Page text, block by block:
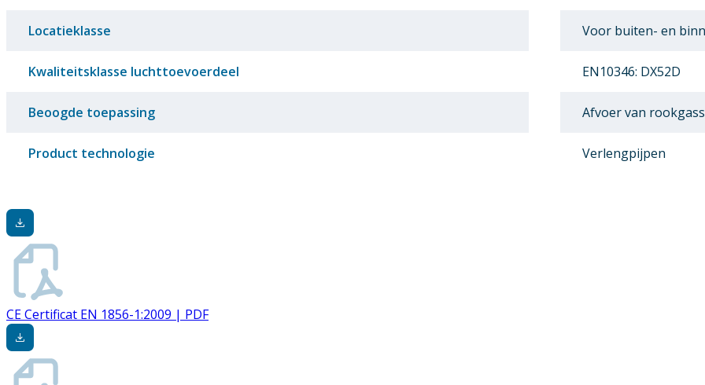
Locatieklasse Voor buiten- en
Kwaliteitsklasse luchttoevoerdeel EN10346: DX52D
Beoogde toepassing Afvoer van
Product technologie Verlengpijpen
CE Certificat EN 1856-1:2009 | PDF